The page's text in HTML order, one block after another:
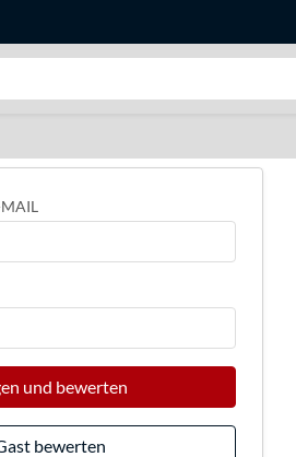
und bewerten
bewerten